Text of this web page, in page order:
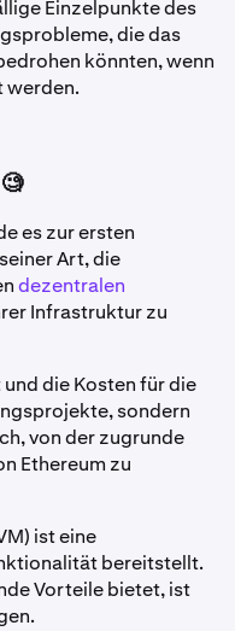
Einzelpunkte des
die das
könnten, wenn
werden.
es zur ersten
Art, die
dezentralen
Infrastruktur zu
die Kosten für die
sondern
von der zugrunde
Ethereum zu
ist eine
bereitstellt.
Vorteile bietet, ist